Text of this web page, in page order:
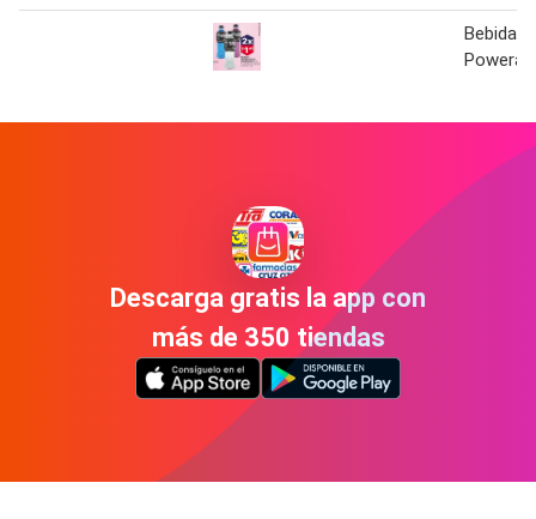
Bebida
Descarga gratis la app con
más de 350 tiendas